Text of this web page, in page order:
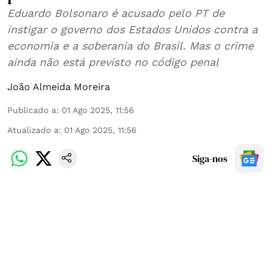
Eduardo Bolsonaro é acusado pelo PT de
instigar o governo dos Estados Unidos contra a
economia e a soberania do Brasil. Mas o crime
ainda não está previsto no código penal
João Almeida Moreira
Publicado a: 01 Ago 2025, 11:56
Atualizado a: 01 Ago 2025, 11:56
Siga-nos